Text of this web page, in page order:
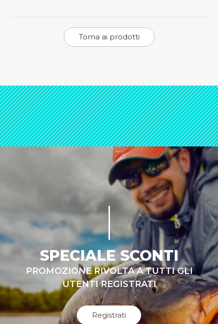
Torna ai prodotti
SPECIALE SCONTI
PROMOZIONE RIVOLTA A TUTTI GLI
UTENTI REGISTRATI
Registrati